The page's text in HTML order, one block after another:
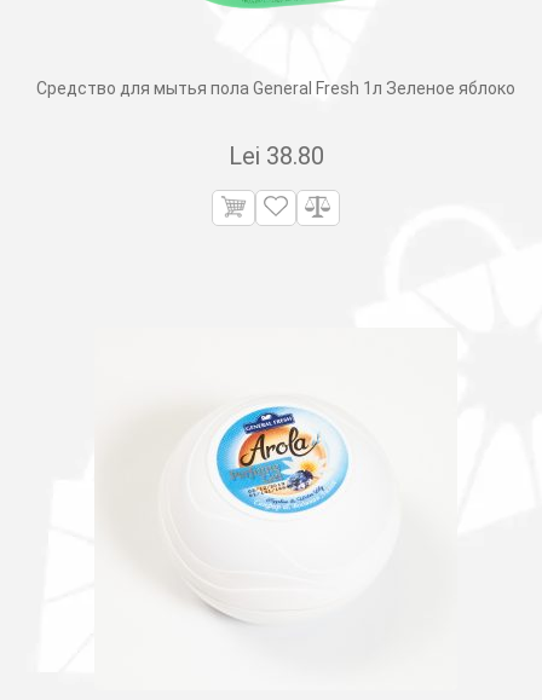
Средство для мытья пола General Fresh 1л Зеленое яблоко
Lei 38.80